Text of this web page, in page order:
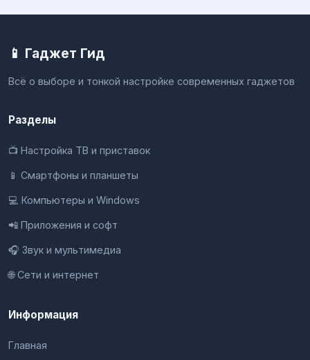
📱 Гаджет Гид
Всё о выборе и тонкой настройке современных гаджетов
Разделы
📺 Настройка ТВ и приставок
📱 Смартфоны и планшеты
💻 Компьютеры и Windows
📲 Приложения и софт
🎧 Звук и мультимедиа
🌐 Сети и интернет
Информация
Главная